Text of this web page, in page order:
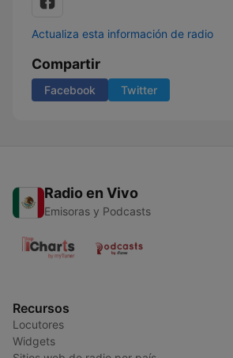
Actualiza esta información de radio
Compartir
Facebook Twitter
Radio en Vivo
Emisoras y Podcasts
Recursos
Locutores
Widgets